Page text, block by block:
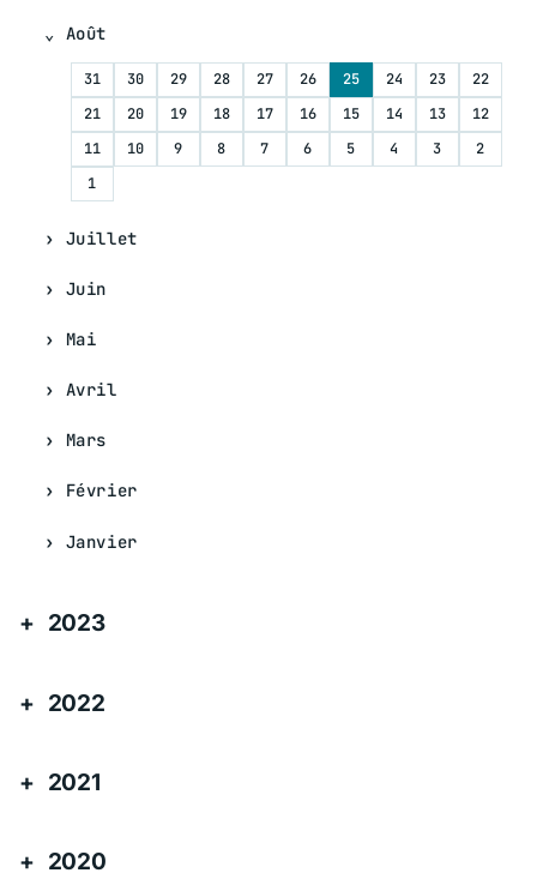
Août
31 30 29 28 27 26 25 24 23
22
21
20 19 18 17 16 15 14 13
12
11
10 9 8 7 6 5 4 3
2
1
Juillet
Juin
Mai
Avril
Mars
Février
Janvier
2023
2022
2021
2020